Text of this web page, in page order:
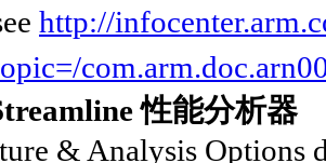
http://
性能分析器
& Analysis Options